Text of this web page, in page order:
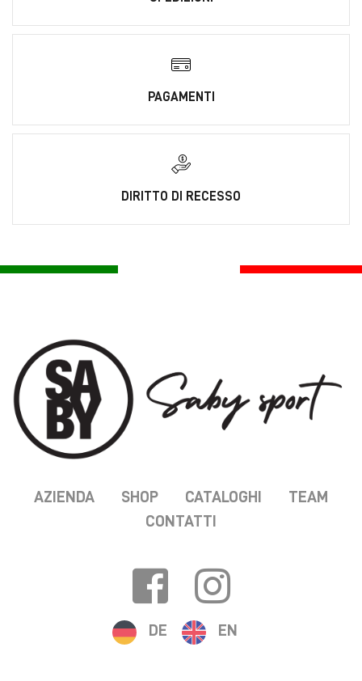
PAGAMENTI
DIRITTO DI RECESSO
AZIENDA SHOP CATALOGHI
TEAM
CONTATTI
DE EN